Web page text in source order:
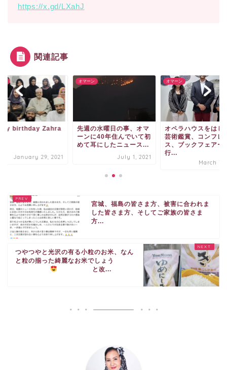
https://x.gd/LXahJ
関連記事
birthday Zahra
January 29, 2021
オマーン
先週の水曜日の事、オマ
ーンに40年住んでいて初
めて耳にしたニュース...
July 1, 2021
オマーン
オペラハウスをはじ
芸術鑑賞、コンフレ
ス、ブックフェアー
行...
March 7,
宮城、福島の皆さま方、被害に合われま
した皆さま方、そしてご家族の皆さま
方...
つやつやと光沢の有る小粒のお米、なん
と粒の揃った綺麗なお米でしょう
と改...